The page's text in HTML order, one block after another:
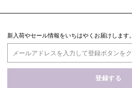
新入荷やセール情報をいちはやくお届けします。
登録する